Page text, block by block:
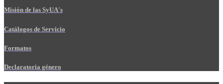
Misión de las SyUA's
Catálogos de Servicio
Formatos
Declaratoria género